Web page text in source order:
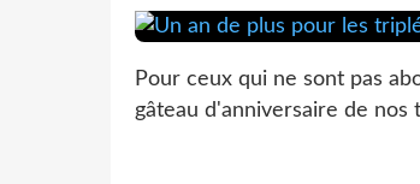
Pour ceux qui ne sont pas
gâteau d'anniversaire de nos